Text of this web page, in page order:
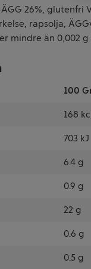
26%, glutenfri
rapsolja,
mindre än 0,002
100
168
703 kJ
6.4 g
0.9 g
22 g
0.6 g
0.5 g